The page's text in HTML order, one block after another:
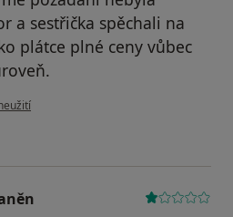
a sestřička spěchali na
plátce plné ceny vůbec
uživatele Váš účet byl odstraněn